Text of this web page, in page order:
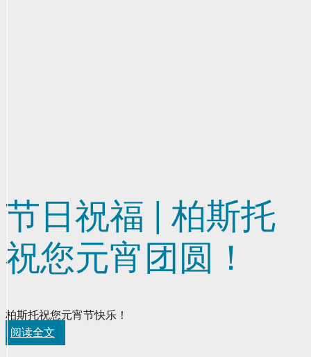
节日祝福 | 柏斯托
祝您元宵团圆！
柏斯托祝您元宵节快乐！
阅读全文